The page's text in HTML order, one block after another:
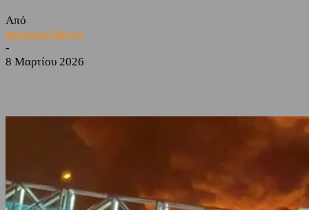
Από
sporting24news
-
8 Μαρτίου 2026